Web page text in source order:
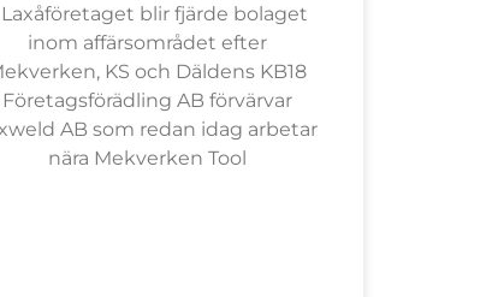
Laxåföretaget blir fjärde bolaget
inom affärsområdet efter
KS och Däldens KB18
Företagsförädling AB förvärvar
AB som redan idag arbetar
nära Mekverken Tool